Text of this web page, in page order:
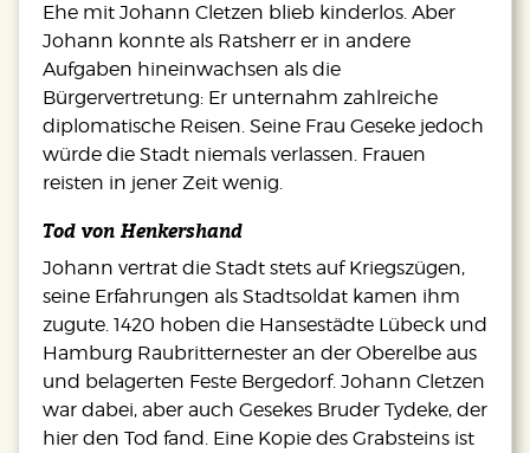
Ehe mit Johann Cletzen blieb kinderlos. Aber
Johann konnte als Ratsherr er in andere
Aufgaben hineinwachsen als die
Bürgervertretung: Er unternahm zahlreiche
diplomatische Reisen. Seine Frau Geseke jedoch
würde die Stadt niemals verlassen. Frauen
reisten in jener Zeit wenig.
Tod von Henkershand
Johann vertrat die Stadt stets auf Kriegszügen,
seine Erfahrungen als Stadtsoldat kamen ihm
zugute. 1420 hoben die Hansestädte Lübeck und
Hamburg Raubritternester an der Oberelbe aus
und belagerten Feste Bergedorf. Johann Cletzen
war dabei, aber auch Gesekes Bruder Tydeke, der
hier den Tod fand. Eine Kopie des Grabsteins ist